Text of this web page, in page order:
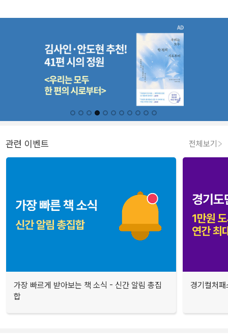
관련 이벤트 전체보기
가장 빠르게 받아보는 책 소식 - 신간 알림 총집
합
경기컬처